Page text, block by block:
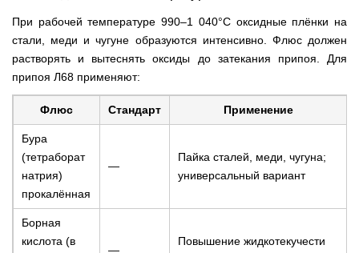
При рабочей температуре 990–1 040°C оксидные плёнки на
стали, меди и чугуне образуются интенсивно. Флюс должен
растворять и вытеснять оксиды до затекания припоя. Для
припоя Л68 применяют:
Флюс Стандарт Применение
Бура
(тетраборат
натрия)
прокалённая
—
Пайка сталей, меди, чугуна;
универсальный вариант
Борная
кислота (в
—
Повышение жидкотекучести